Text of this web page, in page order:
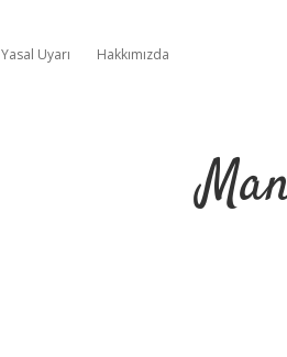
Yasal Uyarı Hakkımızda